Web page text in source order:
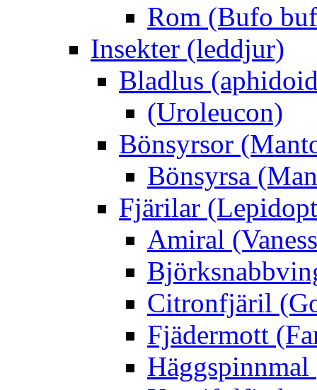
Rom (Bufo
Insekter (leddjur)
Bladlus
(Uroleucon)
Bönsyrsor
Bönsyrsa
Fjärilar
Amiral
Citronfjäril
Fjädermott